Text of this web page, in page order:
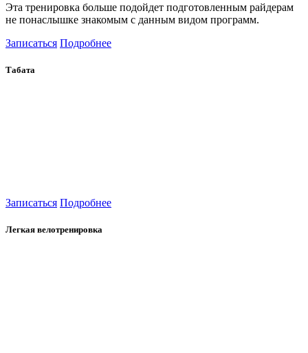
Эта тренировка больше подойдет подготовленным райдерам
не понаслышке знакомым с данным видом программ.
Записаться Подробнее
Табата
Записаться Подробнее
Легкая велотренировка